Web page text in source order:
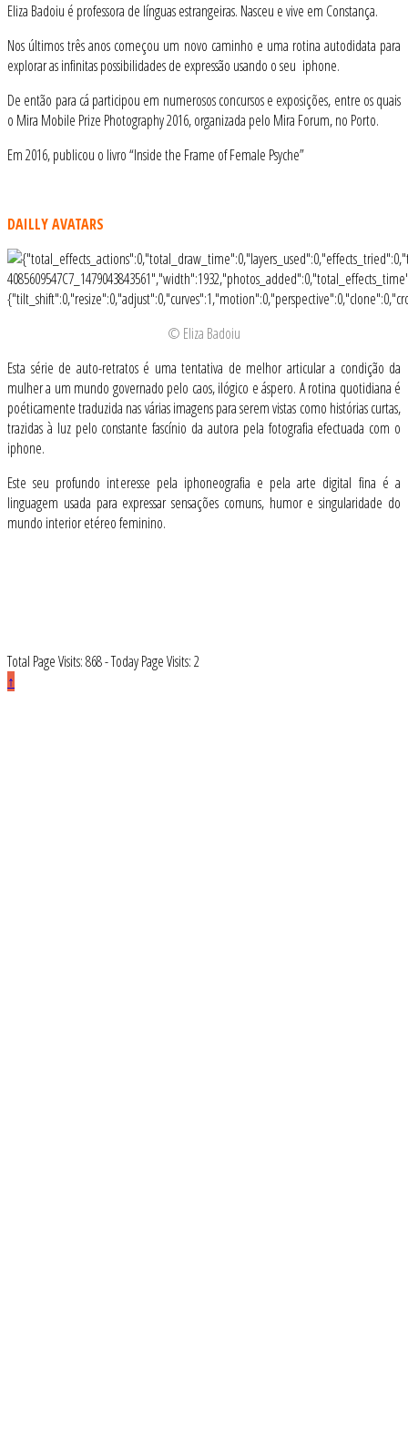
Eliza Badoiu é professora de línguas estrangeiras. Nasceu e vive em Constança.
Nos últimos três anos começou um novo caminho e uma rotina autodidata para
explorar as infinitas possibilidades de expressão usando o seu iphone.
De então para cá participou em numerosos concursos e exposições, entre os quais
o Mira Mobile Prize Photography 2016, organizada pelo Mira Forum, no Porto.
Em 2016, publicou o livro “Inside the Frame of Female Psyche”
DAILLY AVATARS
© Eliza Badoiu
Esta série de auto-retratos é uma tentativa de melhor articular a condição da
mulher a um mundo governado pelo caos, ilógico e áspero. A rotina quotidiana é
poéticamente traduzida nas várias imagens para serem vistas como histórias curtas,
trazidas à luz pelo constante fascínio da autora pela fotografia efectuada com o
iphone.
Este seu profundo interesse pela iphoneografia e pela arte digital fina é a
linguagem usada para expressar sensações comuns, humor e singularidade do
mundo interior etéreo feminino.
Total Page Visits: 868 - Today Page Visits: 2
↑